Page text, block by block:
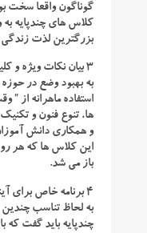
گوناگون واقعا سخت
کلاس های چندپایه به
بزرگترین لذت
۳ بیان نکات ویژه و
به بهبود وضع در
استفاده ماهرانه از
ها، تنوع فنون و
و همکاری دانش
این کلاس ها که هر
باز می شد.
۴ برنامه خاص برای آینده ناشی از تجربیات گذشته.
به لحاظ تناسب
چندپایه باید گفت که